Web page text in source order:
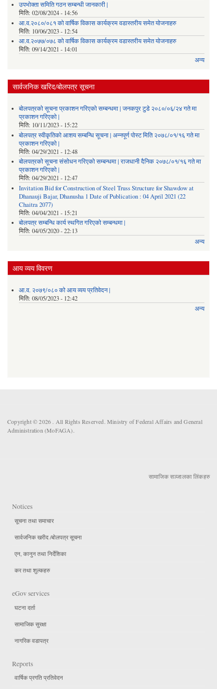
उपभोक्ता समिति गठन सम्बन्धी जानकारी |
मिति: 02/08/2024 - 14:56
आ.व.२०८०/०८१ को वार्षिक विकास कार्यक्रम वडास्तरीय समेत योजनाहरु
मिति: 10/06/2023 - 12:54
आ.व.२०७७/०७८ को वार्षिक विकास कार्यक्रम वडास्तरीय समेत योजनाहरु
मिति: 09/14/2021 - 14:01
अन्य
सार्वजनिक खरिद/बोलपत्र सूचना
बोलपत्रको सूचना प्रकाशन गरिएको सम्बन्धमा | जनकपुर टुडे २०८०/०६/२४ गते मा
प्रकाशन गरिएको |
मिति: 10/11/2023 - 15:22
बोलपत्र स्वीकृतिको आशय सम्बन्धि सूचना | अन्नपूर्ण पोस्ट मिति २०७८/०१/१६ गते मा
प्रकाशन गरिएको |
मिति: 04/29/2021 - 12:48
बोलपत्रको सूचना संसोधन गरिएको सम्बन्धमा | राजधानी दैनिक २०७८/०१/१६ गते मा
प्रकाशन गरिएको |
मिति: 04/29/2021 - 12:47
Invitation Bid for Construction of Steel Truss Structure for Shawdow at
Dhanauji Bajar, Dhanusha 1 Date of Publication : 04 April 2021 (22
Chaitra 2077)
मिति: 04/04/2021 - 15:21
बोलपत्र सम्बन्धि कार्य स्थगित गरिएको सम्बन्धमा |
मिति: 04/05/2020 - 22:13
अन्य
आय व्यय विवरण
आ.व. २०७९/०८० को आय व्यय प्रतिवेदन |
मिति: 08/05/2023 - 12:42
अन्य
Copyright © 2026 . All Rights Reserved. Ministry of Federal Affairs and General
Administration (MoFAGA).
सामाजिक सञ्जालका लिंकहरु
Notices
सूचना तथा समाचार
सार्वजनिक खरीद /बोलपत्र सूचना
एन, कानुन तथा निर्देशिका
कर तथा शुल्कहरु
eGov services
घटना दर्ता
सामाजिक सुरक्षा
नागरिक वडापत्र
Reports
वार्षिक प्रगति प्रतिवेदन